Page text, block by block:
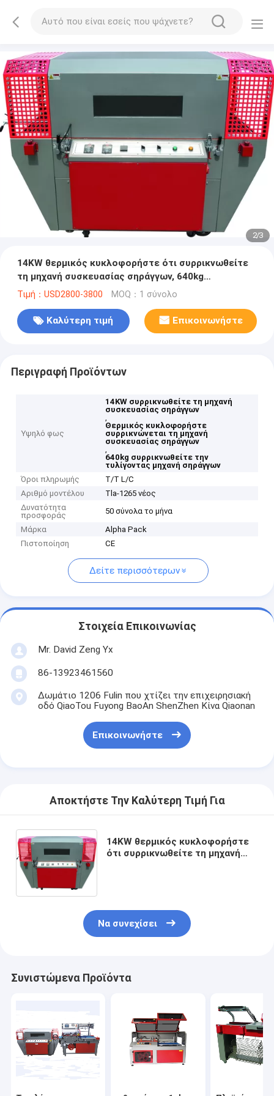
2/3
14KW θερμικός κυκλοφορήστε ότι συρρικνωθείτε
τη μηχανή συσκευασίας σηράγγων, 640kg
συρρικνώνονται την τυλίγοντας μηχανή σηράγγων
Τιμή：USD2800-3800 MOQ：1 σύνολο
Καλύτερη τιμή Επικοινωνήστε
Περιγραφή Προϊόντων
Υψηλό φως
14KW συρρικνωθείτε τη μηχανή
συσκευασίας σηράγγων
,
Θερμικός κυκλοφορήστε
συρρικνώνεται τη μηχανή
συσκευασίας σηράγγων
,
640kg συρρικνωθείτε την
τυλίγοντας μηχανή σηράγγων
Όροι πληρωμής
T/T L/C
Αριθμό μοντέλου
Tla-1265 νέος
Δυνατότητα
προσφοράς
50 σύνολα το μήνα
Μάρκα
Alpha Pack
Πιστοποίηση
CE
Δείτε περισσότερων
Στοιχεία Επικοινωνίας
Mr. David Zeng Yx
86-13923461560
Δωμάτιο 1206 Fulin που χτίζει την επιχειρησιακή
οδό QiaoTou Fuyong BaoAn ShenZhen Κίνα Qiaonan
Επικοινωνήστε
Αποκτήστε Την Καλύτερη Τιμή Για
14KW θερμικός κυκλοφορήστε
ότι συρρικνωθείτε τη μηχανή
Να συνεχίσει
Συνιστώμενα Προϊόντα